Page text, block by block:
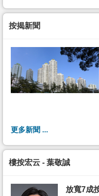
按揭新聞
更多新聞 ...
樓按宏云 - 葉敬誠
放寬7成